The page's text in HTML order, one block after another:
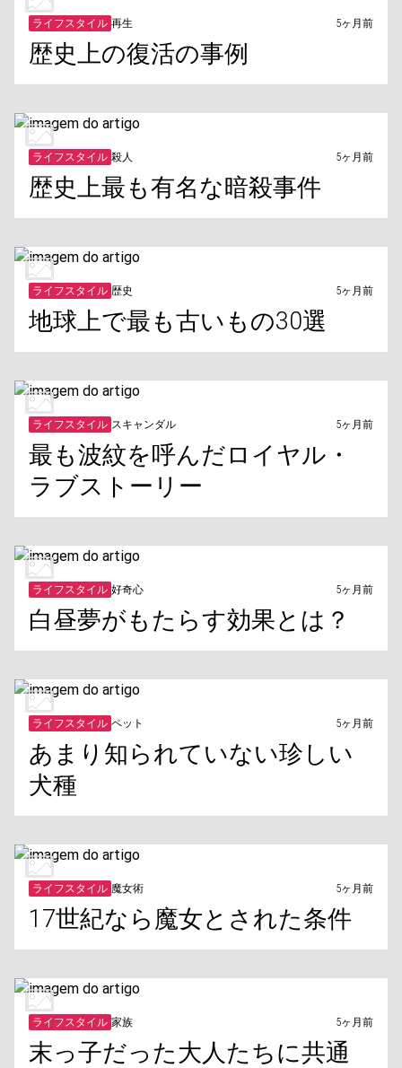
ライフスタイル 再生 5ヶ月前
歴史上の復活の事例
ライフスタイル 殺人 5ヶ月前
歴史上最も有名な暗殺事件
ライフスタイル 歴史 5ヶ月前
地球上で最も古いもの30選
ライフスタイル スキャンダル 5ヶ月前
最も波紋を呼んだロイヤル・
ラブストーリー
ライフスタイル 好奇心 5ヶ月前
白昼夢がもたらす効果とは？
ライフスタイル ペット 5ヶ月前
あまり知られていない珍しい
犬種
ライフスタイル 魔女術 5ヶ月前
17世紀なら魔女とされた条件
ライフスタイル 家族 5ヶ月前
末っ子だった大人たちに共通